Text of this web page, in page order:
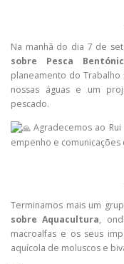
Na manhã do dia 7 de
sobre Pesca
planeamento do Trabalho
nossas águas e um
pescado.
Agradecemos ao
empenho e comunicações
Terminamos mais um
sobre Aquacultura,
macroalfas e os seus
aquícola de moluscos e